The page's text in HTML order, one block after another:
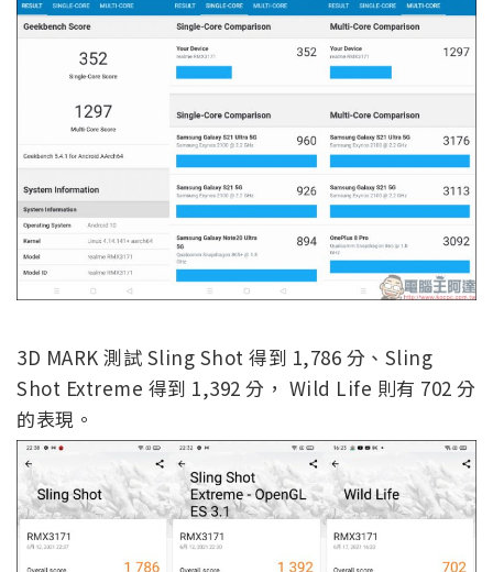
3D MARK 測試 Sling Shot 得到 1,786 分、Sling
Shot Extreme 得到 1,392 分， Wild Life 則有 702 分
的表現。